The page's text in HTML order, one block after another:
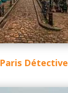
Paris Détective